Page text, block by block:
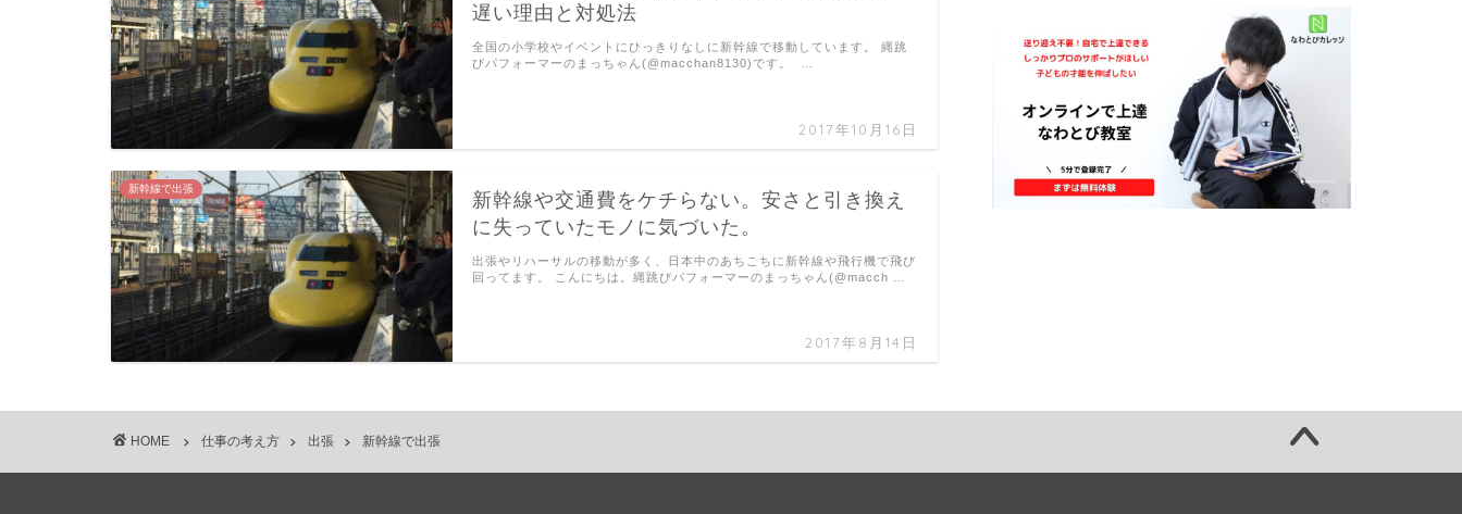
遅い理由と対処法
2017年10月16日
全国の小学校やイベントにひっきりなしに新幹線で移動しています。 縄跳
びパフォーマーのまっちゃん(@macchan8130)です。 …
新幹線で出張
新幹線や交通費をケチらない。安さと引き換え
に失っていたモノに気づいた。
2017年8月14日
出張やリハーサルの移動が多く、日本中のあちこちに新幹線や飛行機で飛び
回ってます。 こんにちは。縄跳びパフォーマーのまっちゃん(@macch …
HOME 仕事の考え方 出張 新幹線で出張